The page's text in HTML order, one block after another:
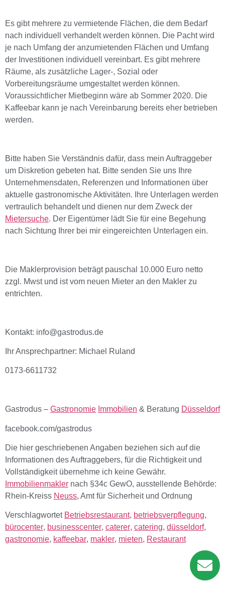
Es gibt mehrere zu vermietende Flächen, die dem Bedarf
nach individuell verhandelt werden können. Die Pacht wird
je nach Umfang der anzumietenden Flächen und Umfang
der Investitionen individuell vereinbart. Es gibt mehrere
Räume, als zusätzliche Lager-, Sozial oder
Vorbereitungsräume umgestaltet werden können.
Voraussichtlicher Mietbeginn wäre ab Sommer 2020. Die
Kaffeebar kann je nach Vereinbarung bereits eher betrieben
werden.
Bitte haben Sie Verständnis dafür, dass mein Auftraggeber
um Diskretion gebeten hat. Bitte senden Sie uns Ihre
Unternehmensdaten, Referenzen und Informationen über
aktuelle gastronomische Aktivitäten. Ihre Unterlagen werden
vertraulich behandelt und dienen nur dem Zweck der
Mietersuche. Der Eigentümer lädt Sie für eine Begehung
nach Sichtung Ihrer bei mir eingereichten Unterlagen ein.
Die Maklerprovision beträgt pauschal 10.000 Euro netto
zzgl. Mwst und ist vom neuen Mieter an den Makler zu
entrichten.
Kontakt: info@gastrodus.de
Ihr Ansprechpartner: Michael Ruland
0173-6611732
Gastrodus – Gastronomie Immobilien & Beratung Düsseldorf
facebook.com/gastrodus
Die hier geschriebenen Angaben beziehen sich auf die
Informationen des Auftraggebers, für die Richtigkeit und
Vollständigkeit übernehme ich keine Gewähr.
Immobilienmakler nach §34c GewO, ausstellende Behörde:
Rhein-Kreiss Neuss, Amt für Sicherheit und Ordnung
Verschlagwortet Betriebsrestaurant, betriebsverpflegung,
bürocenter, businesscenter, caterer, catering, düsseldorf,
gastronomie, kaffeebar, makler, mieten, Restaurant